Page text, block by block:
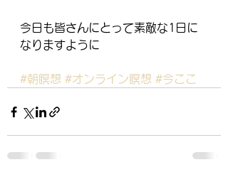
今日も皆さんにとって素敵な1日に
なりますように
#朝瞑想 #オンライン瞑想 #今ここ